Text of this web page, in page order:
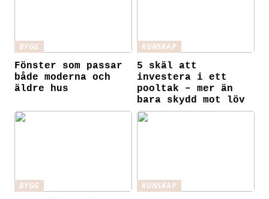
BYGG
Fönster som passar
både moderna och
äldre hus
KUNSKAP
5 skäl att
investera i ett
pooltak – mer än
bara skydd mot löv
BYGG KUNSKAP